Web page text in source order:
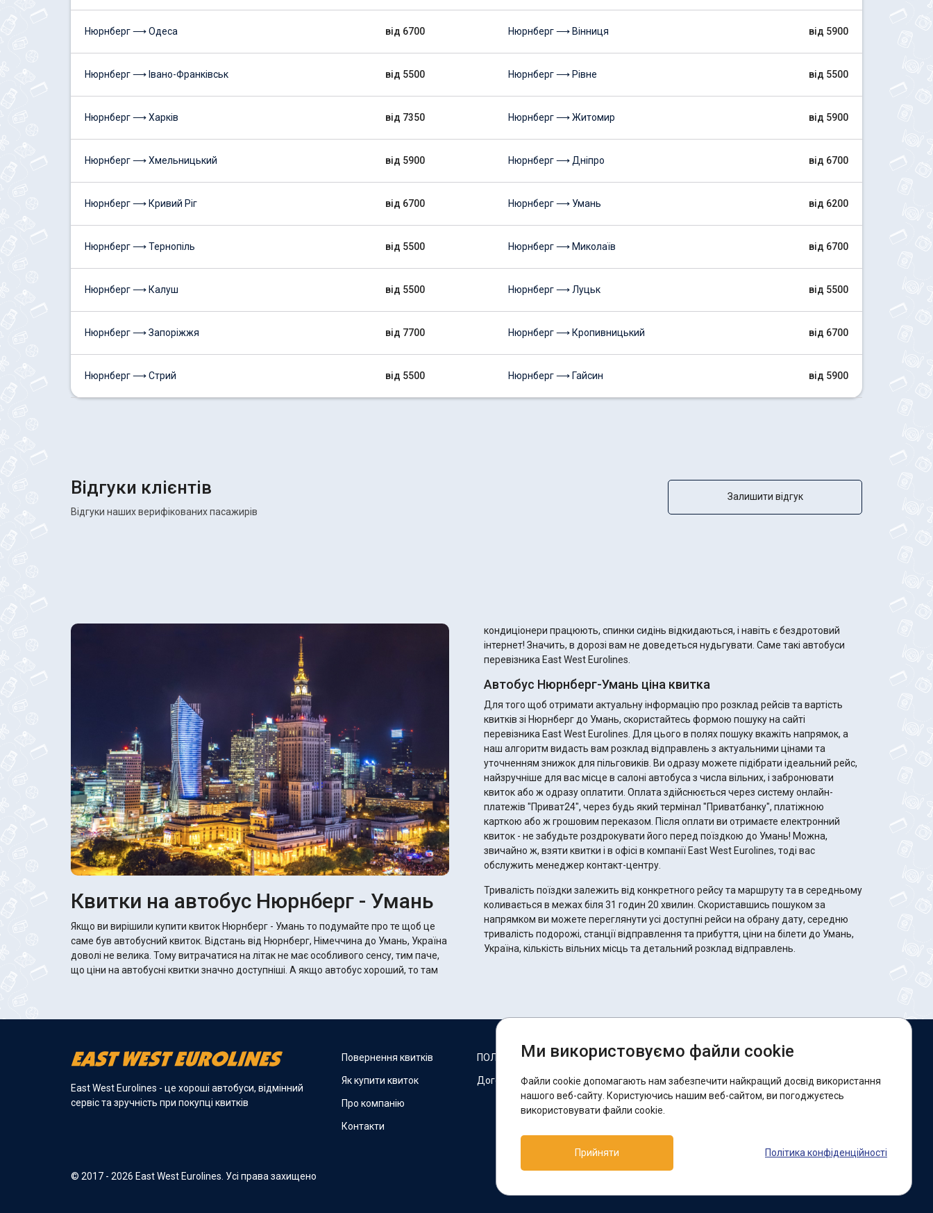
Нюрнберг ⟶ Одеса від 6700
Нюрнберг ⟶ Івано-Франківськ від 5500
Нюрнберг ⟶ Харків від 7350
Нюрнберг ⟶ Хмельницький від 5900
Нюрнберг ⟶ Кривий Ріг від 6700
Нюрнберг ⟶ Тернопіль від 5500
Нюрнберг ⟶ Калуш від 5500
Нюрнберг ⟶ Запоріжжя від 7700
Нюрнберг ⟶ Стрий від 5500
Нюрнберг ⟶ Вінниця від 5900
Нюрнберг ⟶ Рівне від 5500
Нюрнберг ⟶ Житомир від 5900
Нюрнберг ⟶ Дніпро від 6700
Нюрнберг ⟶ Умань від 6200
Нюрнберг ⟶ Миколаїв від 6700
Нюрнберг ⟶ Луцьк від 5500
Нюрнберг ⟶ Кропивницький від 6700
Нюрнберг ⟶ Гайсин від 5900
Відгуки клієнтів
Відгуки наших верифікованих пасажирів
Залишити відгук
Квитки на автобус Нюрнберг - Умань
Якщо ви вирішили купити квиток Нюрнберг - Умань то подумайте про те щоб це
саме був автобусний квиток. Відстань від Нюрнберг, Німеччина до Умань, Україна
доволі не велика. Тому витрачатися на літак не має особливого сенсу, тим паче,
що ціни на автобусні квитки значно доступніші. А якщо автобус хороший, то там
кондиціонери працюють, спинки сидінь відкидаються, і навіть є бездротовий
інтернет! Значить, в дорозі вам не доведеться нудьгувати. Саме такі автобуси
перевізника East West Eurolines.
Автобус Нюрнберг-Умань ціна квитка
Для того щоб отримати актуальну інформацію про розклад рейсів та вартість
квитків зі Нюрнберг до Умань, скористайтесь формою пошуку на сайті
перевізника East West Eurolines. Для цього в полях пошуку вкажіть напрямок, а
наш алгоритм видасть вам розклад відправлень з актуальними цінами та
уточненням знижок для пільговиків. Ви одразу можете підібрати ідеальний рейс,
найзручніше для вас місце в салоні автобуса з числа вільних, і забронювати
квиток або ж одразу оплатити. Оплата здійснюється через систему онлайн-
платежів "Приват24", через будь який термінал "Приватбанку", платіжною
карткою або ж грошовим переказом. Після оплати ви отримаєте електронний
квиток - не забудьте роздрокувати його перед поїздкою до Умань! Можна,
звичайно ж, взяти квитки і в офісі в компанії East West Eurolines, тоді вас
обслужить менеджер контакт-центру.
Тривалість поїздки залежить від конкретного рейсу та маршруту та в середньому
коливається в межах біля 31 годин 20 хвилин. Скориставшись пошуком за
напрямком ви можете переглянути усі доступні рейси на обрану дату, середню
тривалість подорожі, станції відправлення та прибуття, ціни на білети до Умань,
Україна, кількість вільних місць та детальний розклад відправлень.
East West Eurolines - це хороші автобуси, відмінний
сервіс та зручність при покупці квитків
© 2017 - 2026 East West Eurolines. Усі права захищено
Повернення квитків
Як купити квиток
Про компанію
Контакти
ПОЛІТИКА COOKIES
Договір оферти
Ми в соцмережах:
Facebook
Підтримка:
Telegram-бот
Ми використовуємо файли cookie
Файли cookie допомагають нам забезпечити найкращий досвід використання
нашого веб-сайту. Користуючись нашим веб-сайтом, ви погоджуєтесь
використовувати файли cookie.
Прийняти Політика конфіденційності